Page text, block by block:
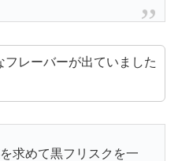
フレーバーが出ていました
求めて黒フリスクを一